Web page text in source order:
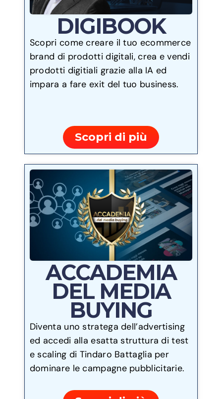
DIGIBOOK
Scopri come creare il tuo ecommerce
brand di prodotti digitali, crea e vendi
prodotti digitiali grazie alla IA ed
impara a fare exit del tuo business.
Scopri di più
ACCADEMIA
DEL MEDIA
BUYING
Diventa uno stratega dell’advertising
ed accedi alla esatta struttura di test
e scaling di Tindaro Battaglia per
dominare le campagne pubblicitarie.